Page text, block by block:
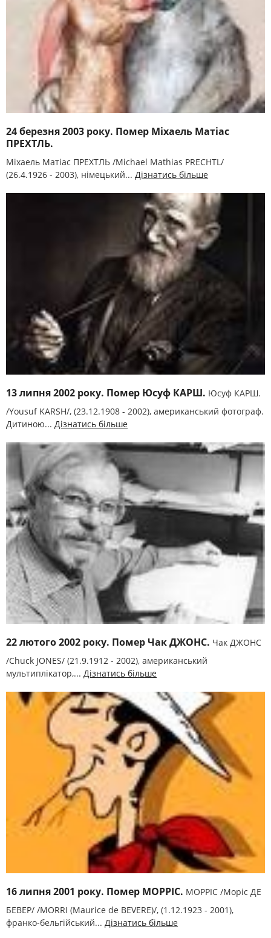
24 березня 2003 року. Помер Міхаель Матіас
ПРЕХТЛЬ.
Міхаель Матіас ПРЕХТЛЬ /Michael Mathias PRECHTL/
(26.4.1926 - 2003), німецький... Дізнатись більше
13 липня 2002 року. Помер Юсуф КАРШ. Юсуф КАРШ.
/Yousuf KARSH/, (23.12.1908 - 2002), американський фотограф.
Дитиною... Дізнатись більше
22 лютого 2002 року. Помер Чак ДЖОНС. Чак ДЖОНС
/Chuck JONES/ (21.9.1912 - 2002), американський
мультиплікатор,... Дізнатись більше
16 липня 2001 року. Помер МОРРІС. МОРРІС /Моріс ДЕ
БЕВЕР/ /MORRІ (Maurіce de BEVERE)/, (1.12.1923 - 2001),
франко-бельгійський... Дізнатись більше